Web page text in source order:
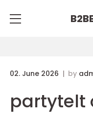
02. June 2026 by
partytelt